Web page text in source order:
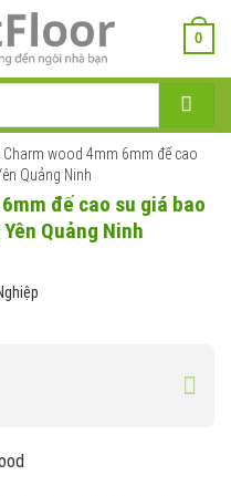
0
Charm wood 4mm 6mm đế cao
Quảng Ninh
đế cao su giá bao
Quảng Ninh